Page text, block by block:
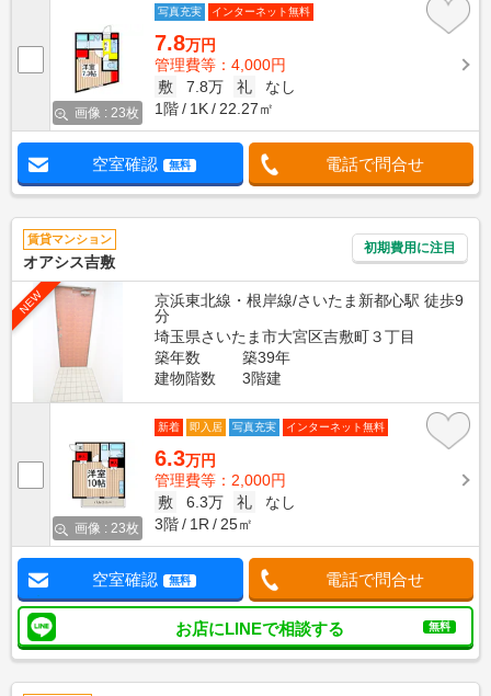
画像 : 23枚
写真充実 インターネット無料
7.8万円
管理費等：4,000円
敷
7.8万 礼
なし
1階
1K 22.27㎡
空室確認 無料 電話で問合せ
賃貸マンション
オアシス吉敷
初期費用に注目
NEW
京浜東北線・根岸線/さいたま新都心駅 徒歩9
分
埼玉県さいたま市大宮区吉敷町３丁目
築年数
築39年
建物階数
3階建
画像 : 23枚
新着 即入居 写真充実 インターネット無料
6.3万円
管理費等：2,000円
敷
6.3万 礼
なし
3階
1R 25㎡
空室確認 無料 電話で問合せ
お店にLINEで相談する 無料